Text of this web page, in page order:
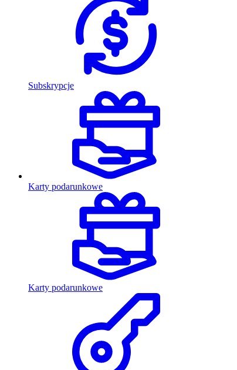
Subskrypcje
Karty podarunkowe
Karty podarunkowe